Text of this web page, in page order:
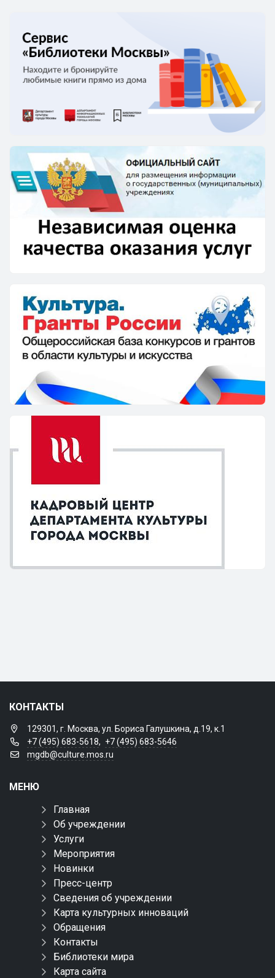
КОНТАКТЫ
129301, г. Москва, ул. Бориса Галушкина, д.19, к.1
+7 (495) 683-5618, +7 (495) 683-5646
mgdb@culture.mos.ru
МЕНЮ
Главная
Об учреждении
Услуги
Мероприятия
Новинки
Пресс-центр
Сведения об учреждении
Карта культурных инноваций
Обращения
Контакты
Библиотеки мира
Карта сайта